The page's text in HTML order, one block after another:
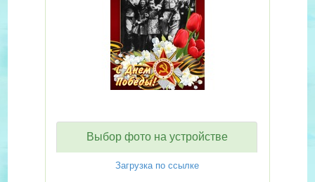
Выбор фото на устройстве
Загрузка по ссылке